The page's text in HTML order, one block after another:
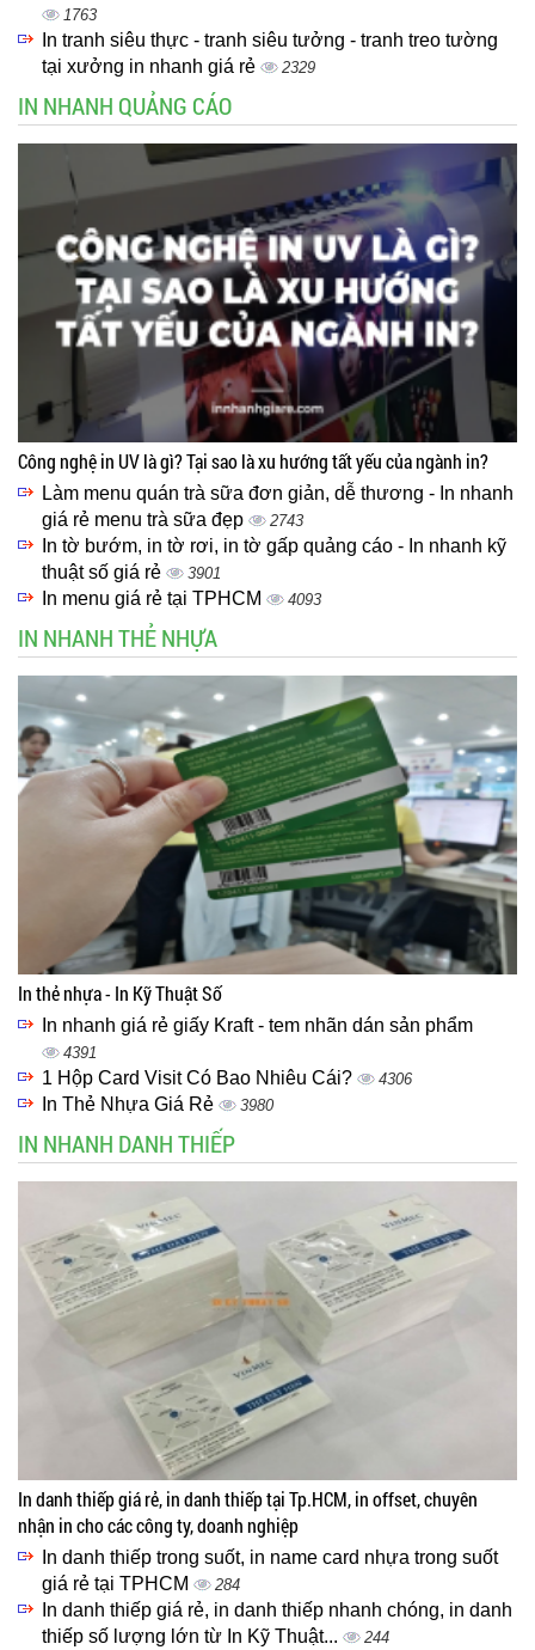
1763
In tranh siêu thực - tranh siêu tưởng - tranh treo tường
tại xưởng in nhanh giá rẻ
2329
IN NHANH QUẢNG CÁO
Công nghệ in UV là gì? Tại sao là xu hướng tất yếu của ngành in?
Làm menu quán trà sữa đơn giản, dễ thương - In nhanh
giá rẻ menu trà sữa đẹp
2743
In tờ bướm, in tờ rơi, in tờ gấp quảng cáo - In nhanh kỹ
thuật số giá rẻ
3901
In menu giá rẻ tại TPHCM 4093
IN NHANH THẺ NHỰA
In thẻ nhựa - In Kỹ Thuật Số
In nhanh giá rẻ giấy Kraft - tem nhãn dán sản phẩm
4391
1 Hộp Card Visit Có Bao Nhiêu Cái? 4306
In Thẻ Nhựa Giá Rẻ 3980
IN NHANH DANH THIẾP
In danh thiếp giá rẻ, in danh thiếp tại Tp.HCM, in offset, chuyên
nhận in cho các công ty, doanh nghiệp
In danh thiếp trong suốt, in name card nhựa trong suốt
giá rẻ tại TPHCM
284
In danh thiếp giá rẻ, in danh thiếp nhanh chóng, in danh
thiếp số lượng lớn từ In Kỹ Thuật...
244